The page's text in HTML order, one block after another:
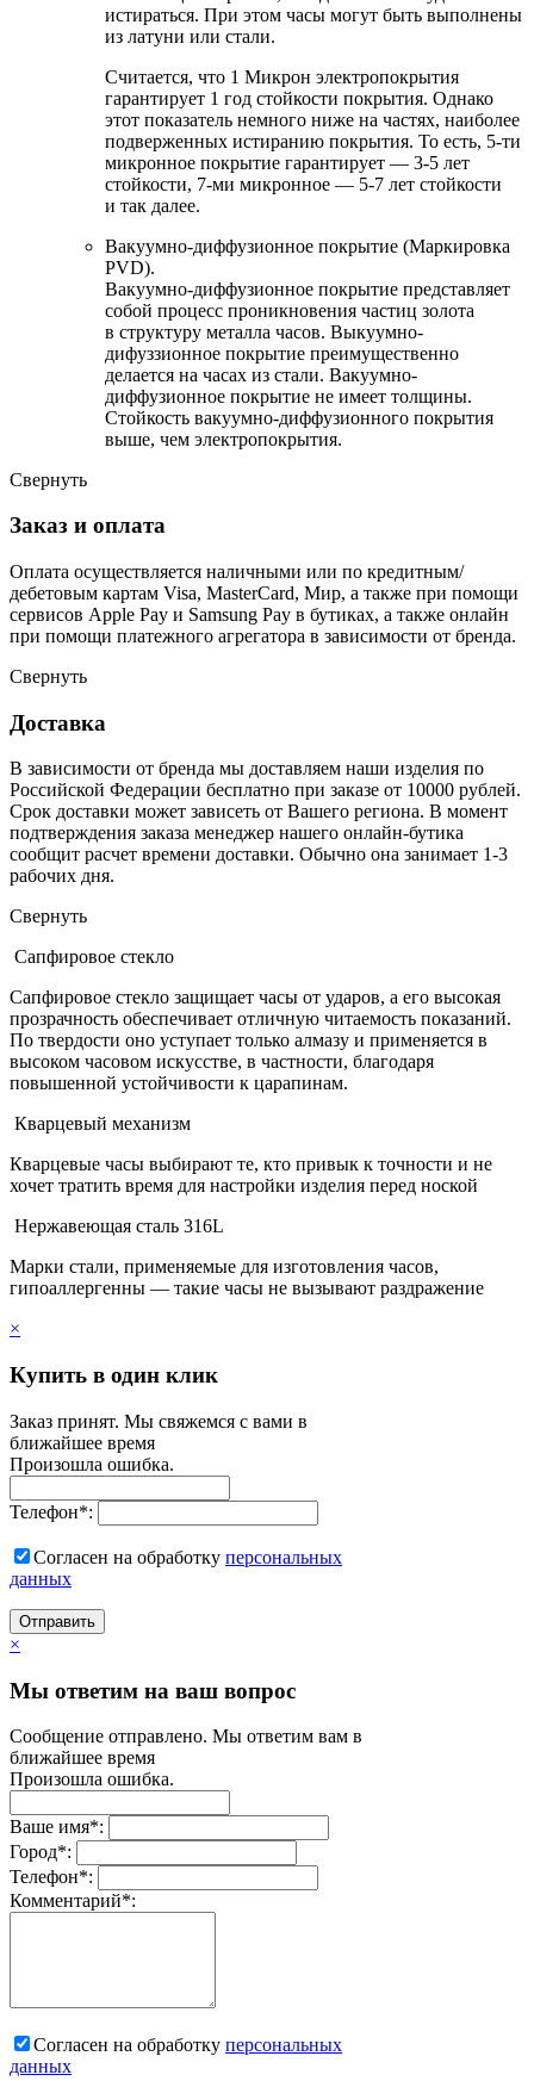
истираться. При этом часы могут быть выполнены
из латуни или стали.
Считается, что 1 Микрон электропокрытия
гарантирует 1 год стойкости покрытия. Однако
этот показатель немного ниже на частях, наиболее
подверженных истиранию покрытия. То есть, 5-ти
микронное покрытие гарантирует — 3-5 лет
стойкости, 7-ми микронное — 5-7 лет стойкости
и так далее.
Вакуумно-диффузионное покрытие (Маркировка
PVD).
Вакуумно-диффузионное покрытие представляет
собой процесс проникновения частиц золота
в структуру металла часов. Выкуумно-
дифуззионное покрытие преимущественно
делается на часах из стали. Вакуумно-
диффузионное покрытие не имеет толщины.
Стойкость вакуумно-диффузионного покрытия
выше, чем электропокрытия.
Свернуть
Заказ и оплата
Оплата осуществляется наличными или по кредитным/
дебетовым картам Visa, MasterCard, Мир, а также при помощи
сервисов Apple Pay и Samsung Pay в бутиках, а также онлайн
при помощи платежного агрегатора в зависимости от бренда.
Свернуть
Доставка
В зависимости от бренда мы доставляем наши изделия по
Российской Федерации бесплатно при заказе от 10000 рублей.
Срок доставки может зависеть от Вашего региона. В момент
подтверждения заказа менеджер нашего онлайн-бутика
сообщит расчет времени доставки. Обычно она занимает 1-3
рабочих дня.
Свернуть
Сапфировое стекло
Сапфировое стекло защищает часы от ударов, а его высокая
прозрачность обеспечивает отличную читаемость показаний.
По твердости оно уступает только алмазу и применяется в
высоком часовом искусстве, в частности, благодаря
повышенной устойчивости к царапинам.
Кварцевый механизм
Кварцевые часы выбирают те, кто привык к точности и не
хочет тратить время для настройки изделия перед ноской
Нержавеющая сталь 316L
Марки стали, применяемые для изготовления часов,
гипоаллергенны — такие часы не вызывают раздражение
×
Купить в один клик
Заказ принят. Мы свяжемся с вами в
ближайшее время
Произошла ошибка.
Телефон*:
Согласен на обработку персональныx
данных
Отправить
×
Мы ответим на ваш вопрос
Сообщение отправлено. Мы ответим вам в
ближайшее время
Произошла ошибка.
Ваше имя*:
Город*:
Телефон*:
Комментарий*:
Согласен на обработку персональныx
данных